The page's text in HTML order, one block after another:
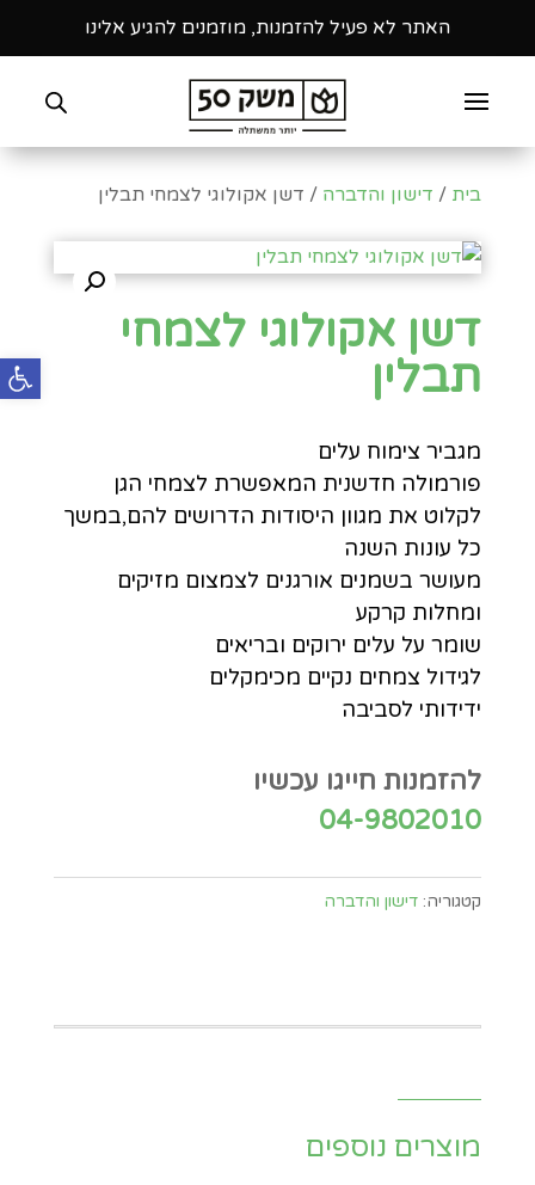
האתר לא פעיל להזמנות, מוזמנים להגיע אלינו
בית / דישון והדברה / דשן אקולוגי לצמחי תבלין
דשן אקולוגי לצמחי
תבלין
מגביר צימוח עלים
פורמולה חדשנית המאפשרת לצמחי הגן
לקלוט את מגוון היסודות הדרושים להם,במשך
כל עונות השנה
מעושר בשמנים אורגנים לצמצום מזיקים
ומחלות קרקע
שומר על עלים ירוקים ובריאים
לגידול צמחים נקיים מכימקלים
ידידותי לסביבה
להזמנות חייגו עכשיו
04-9802010
קטגוריה: דישון והדברה
מוצרים נוספים